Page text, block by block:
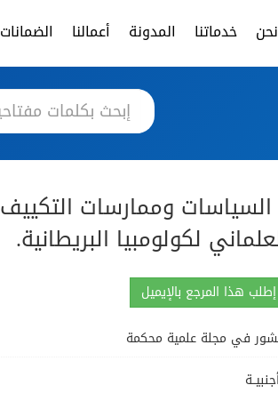
خدماتنا المدونة أعمالنا الضمانات
السياسات وممارسات التكييف
لكولومبيا البريطانية.
إطلب هذا المرجع بالإيميل
في مجلة علمية محكمة